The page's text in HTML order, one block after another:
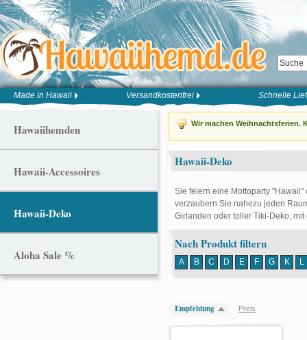
Made in Hawaii Versandkostenfrei Schnelle
Wir machen Weihnachtsferien.
Hawaii-Deko
Sie feiern eine Mottoparty
verzaubern Sie nahezu jeden
Girlanden oder toller Tiki-Deko,
Nach Produkt filtern
A B C D E F G K L
Empfehlung Preis
Hawaiihemden
Hawaii-Accessoires
Hawaii-Deko
Aloha Sale %